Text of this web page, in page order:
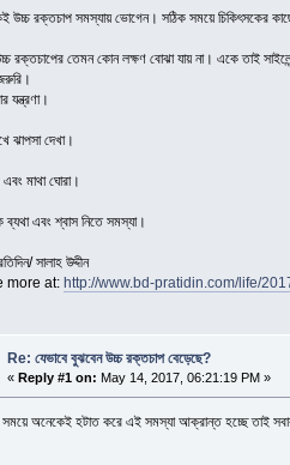
উচ্চ রক্তচাপ সমস্যায় ভোগেন। সঠিক সময়ে চিকিৎসকের
রক্তচাপের তেমন কোন লক্ষণ বোঝা যায় না। একে তাই
যন্ত্রণা।
ঝাপসা দেখা।
মাথা ঘোরা।
ব্যথা এবং শ্বাস নিতে সমস্যা।
সালাহ উদ্দীন
more at: http://www.bd-pratidin.com/life/
Re: যেভাবে বুঝবেন উচ্চ রক্তচাপ বেড়েছে?
« Reply #1 on: May 14, 2017, 06:21:19 PM »
সময়ে অনেকেই হটাত করে এই সমস্যা আক্রান্ত হচ্ছে তাই